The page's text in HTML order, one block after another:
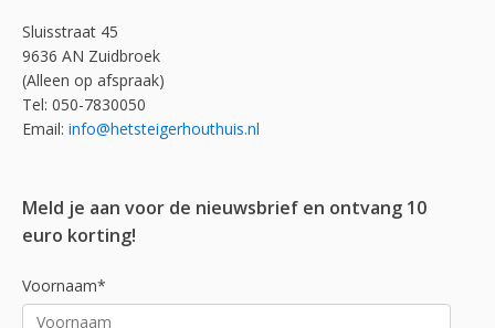
Sluisstraat 45
9636 AN Zuidbroek
(Alleen op afspraak)
Tel: 050-7830050
Email: info@hetsteigerhouthuis.nl
Meld je aan voor de nieuwsbrief en ontvang 10
euro korting!
Voornaam*